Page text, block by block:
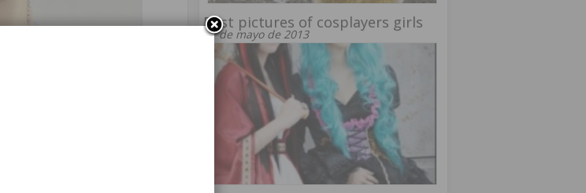
Best pictures of cosplayers girls
11 de mayo de 2013